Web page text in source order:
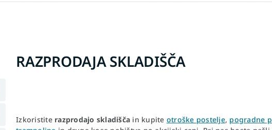
RAZPRODAJA SKLADIŠČA
Izkoristite razprodajo skladišča in kupite otroške postelje, pogradne